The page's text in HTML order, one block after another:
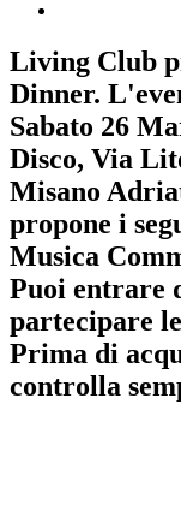
Living Club
Dinner.
Sabato 26
Disco, Via
Misano
propone i
Musica
Puoi entrare
partecipare
Prima di
controlla